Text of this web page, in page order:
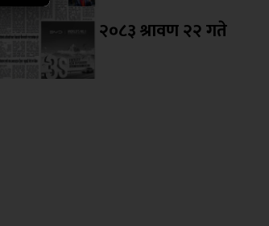
२०८३ श्रावण २२ गते